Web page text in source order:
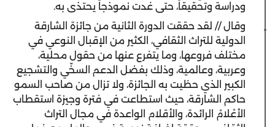
ودراسة وتحقيقاً، حتى غدت نموذجاً يحتذى به.
وقال // لقد حققت الدورة الثانية من جائزة الشارقة
الدولية للتراث الثقافي، الكثير من الإقبال النوعي في
مختلف فروعها، وما يتفرع عنها من حقول محلية،
وعربية، وعالمية، وذلك بفضل الدعم السخّي والتشجيع
الكبير الذي حظيت به الجائزة، ولا تزال من صاحب السمو
حاكم الشارقة، حيث استطاعت في فترة وجيزة استقطاب
الأعْلامْ الرائدة، والأقلام الواعدة في مجال التراث